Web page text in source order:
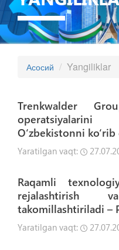
Асосий Yangiliklar
Trenkwalder
O‘zbekistonni
Yaratilgan vaqt:
Raqamli
rejalashtirish
takomillashtiriladi –
Yaratilgan vaqt: